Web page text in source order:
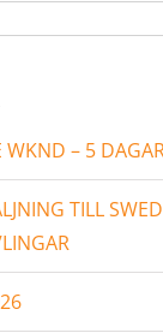
WKND – 5
TILL